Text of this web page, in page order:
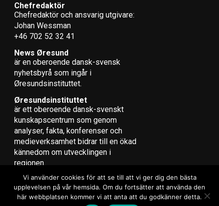
Chefredaktör
Chefredaktör och ansvarig utgivare:
Johan Wessman
+46 702 52 32 41
News Øresund
är en oberoende dansk-svensk
nyhets­byrå som ingår i
Øresundsinstituttet.
Øresundsinstituttet
är ett oberoende dansk-svenskt
kunskapscentrum som genom
analyser, fakta, konferenser och
medieverksamhet bidrar till en ökad
kännedom om utvecklingen i
regionen.
Copyright © 2017 Zox News Theme. Theme by MVP Themes, powered
Vi använder cookies för att se till att vi ger dig den bästa
upplevelsen på vår hemsida. Om du fortsätter att använda den
här webbplatsen kommer vi att anta att du godkänner detta.